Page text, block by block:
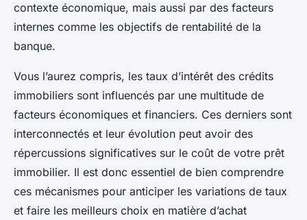
contexte économique, mais aussi par des facteurs
internes comme les objectifs de rentabilité de la
banque.
Vous l’aurez compris, les taux d’intérêt des crédits
immobiliers sont influencés par une multitude de
facteurs économiques et financiers. Ces derniers sont
interconnectés et leur évolution peut avoir des
répercussions significatives sur le coût de votre prêt
immobilier. Il est donc essentiel de bien comprendre
ces mécanismes pour anticiper les variations de taux
et faire les meilleurs choix en matière d’achat